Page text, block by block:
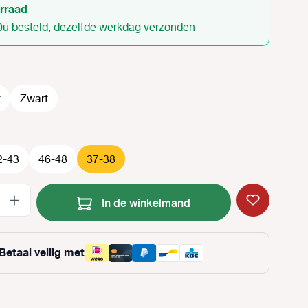
besteld, dezelfde werkdag verzonden
Zwart
43 46-48 37-38
Producthoeveelheid: Voer de
In de winkelmand
Betaal veilig met